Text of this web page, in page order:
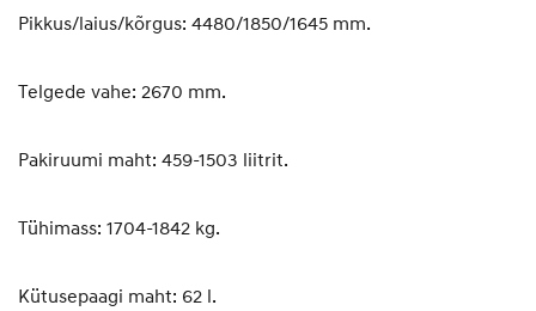
Pikkus/laius/kõrgus: 4480/1850/1645 mm.
Telgede vahe: 2670 mm.
Pakiruumi maht: 459-1503 liitrit.
Tühimass: 1704-1842 kg.
Kütusepaagi maht: 62 l.